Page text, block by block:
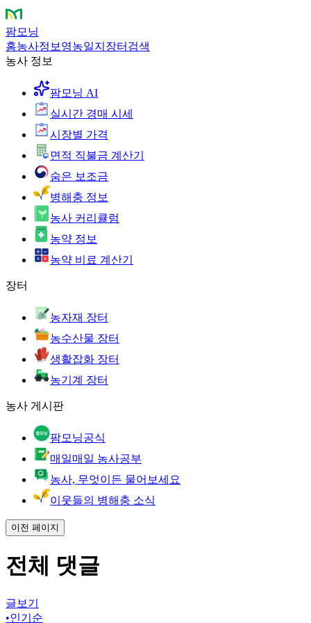
팜모닝
홈농사정보 영농일지 장터 검색
농사 정보
팜모닝 AI
실시간 경매 시세
시장별 가격
면적 직불금 계산기
숨은 보조금
병해충 정보
농사 커리큘럼
농약 정보
농약 비료 계산기
장터
농자재 장터
농수산물 장터
생활잡화 장터
농기계 장터
농사 게시판
팜모닝공식
매일매일 농사공부
농사, 무엇이든 물어보세요
이웃들의 병해충 소식
이전 페이지
전체 댓글
글보기
•인기순